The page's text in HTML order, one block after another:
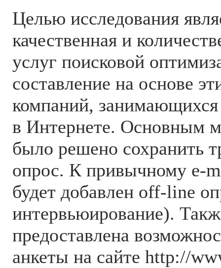
Целью исследования
качественная и
услуг поисковой
составление на основе
компаний,
в Интернете. Основным
было решено сохранить
опрос. К привычному e-
будет добавлен off-line
интервьюирование).
предоставлена
анкеты на сайте http://